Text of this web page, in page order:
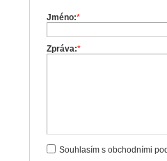
Jméno:*
Zpráva:*
Souhlasím s obchodními